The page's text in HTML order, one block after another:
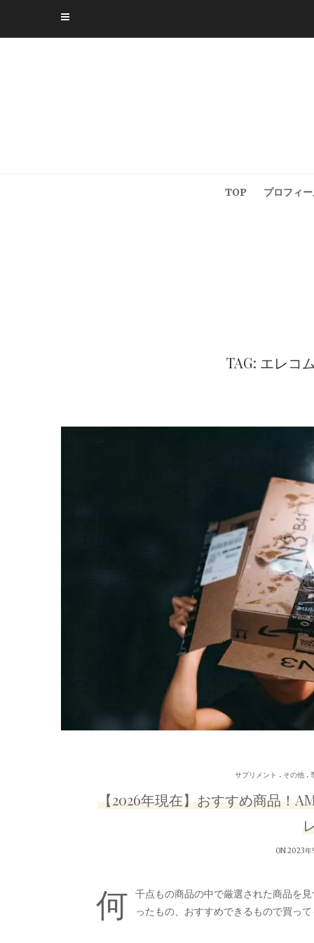
content
TOP プロフィ
TAG: エレコ
サプリメント . その他 .
【2026年現在】おすすめ商品！
ON 2023
何
千点もの商品の中で厳選された商品を
ったもの、おすすめできるもので買っ